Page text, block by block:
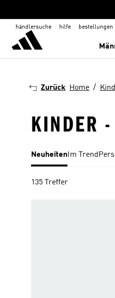
händlersuche hilfe bestellungen
Zurück Home
KINDER
Neuheiten Im Trend
135 Treffer